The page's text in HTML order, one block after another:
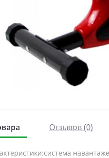
Отзывов (0)